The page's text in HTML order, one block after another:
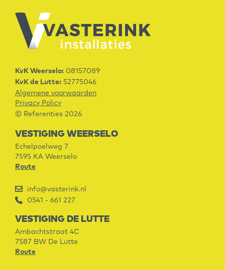
KvK Weerselo: 08157089
KvK de Lutte: 52775046
Algemene voorwaarden
Privacy Policy
© Referenties 2026
VESTIGING WEERSELO
Echelpoelweg 7
7595 KA Weerselo
Route
info@vasterink.nl
0541 - 661 227
VESTIGING DE LUTTE
Ambachtstraat 4C
7587 BW De Lutte
Route